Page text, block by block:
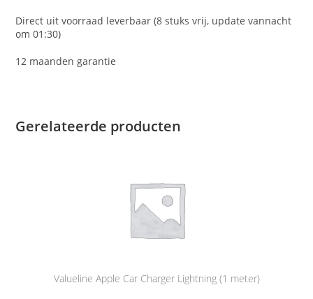
Direct uit voorraad leverbaar (8 stuks vrij, update vannacht
om 01:30)
12 maanden garantie
Gerelateerde producten
Valueline Apple Car Charger Lightning (1 meter)